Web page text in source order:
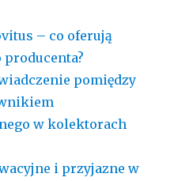
– co oferują
pomiędzy
w kolektorach
i przyjazne w